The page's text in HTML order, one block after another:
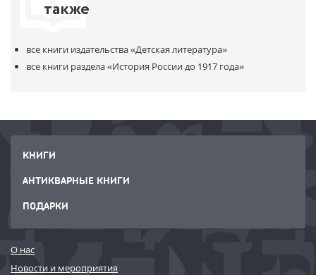
также
все книги издательства«Детская литература»
все книги раздела«История России до 1917 года»
КНИГИ
АНТИКВАРНЫЕ КНИГИ
ПОДАРКИ
О нас
Новости и мероприятия